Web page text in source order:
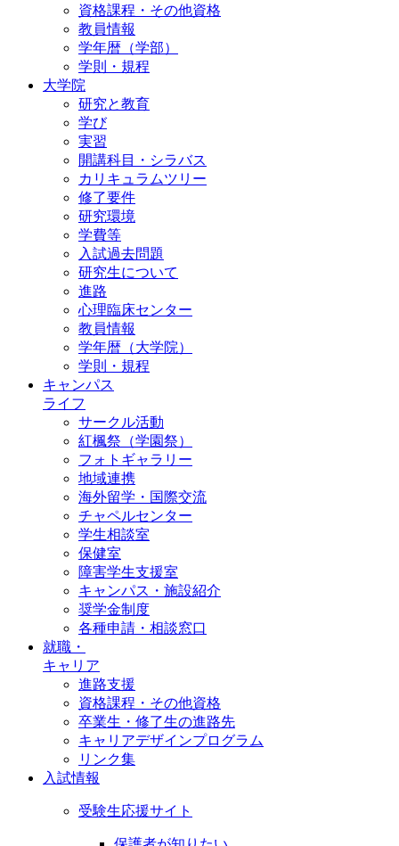
資格課程・その他資格
教員情報
学年暦（学部）
学則・規程
大学院
研究と教育
学び
実習
開講科目・シラバス
カリキュラムツリー
修了要件
研究環境
学費等
入試過去問題
研究生について
進路
心理臨床センター
教員情報
学年暦（大学院）
学則・規程
キャンパス
ライフ
サークル活動
紅楓祭（学園祭）
フォトギャラリー
地域連携
海外留学・国際交流
チャペルセンター
学生相談室
保健室
障害学生支援室
キャンパス・施設紹介
奨学金制度
各種申請・相談窓口
就職・
キャリア
進路支援
資格課程・その他資格
卒業生・修了生の進路先
キャリアデザインプログラム
リンク集
入試情報
受験生応援サイト